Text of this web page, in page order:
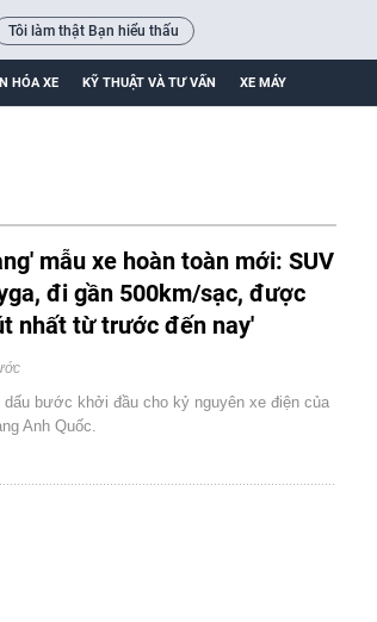
Tôi làm thật Bạn hiểu thấu
HÓA XE KỸ THUẬT VÀ TƯ VẤN XE MÁY
mẫu xe hoàn toàn mới: SUV
đi gần 500km/sạc, được
nhất từ trước đến nay'
dấu bước khởi đầu cho kỷ nguyên xe điện của
Anh Quốc.